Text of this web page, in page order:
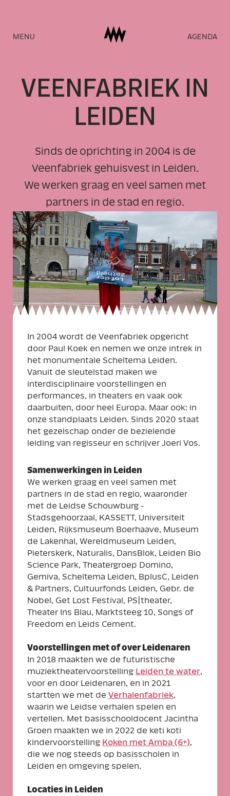
MENU
Naar
AGENDA
VEENFABRIEK IN
LEIDEN
Sinds de oprichting in 2004 is de
Veenfabriek gehuisvest in Leiden.
We werken graag en veel samen met
partners in de stad en regio.
In 2004 wordt de Veenfabriek opgericht
door Paul Koek en nemen we onze intrek in
het monumentale Scheltema Leiden.
Vanuit de sleutelstad maken we
interdisciplinaire voorstellingen en
performances, in theaters en vaak ook
daarbuiten, door heel Europa. Maar ook: in
onze standplaats Leiden. Sinds 2020 staat
het gezelschap onder de bezielende
leiding van regisseur en schrijver Joeri Vos.
Samenwerkingen in Leiden
We werken graag en veel samen met
partners in de stad en regio, waaronder
met de Leidse Schouwburg -
Stadsgehoorzaal, KASSETT, Universiteit
Leiden, Rijksmuseum Boerhaave, Museum
de Lakenhal, Wereldmuseum Leiden,
Pieterskerk, Naturalis, DansBlok, Leiden Bio
Science Park, Theatergroep Domino,
Gemiva, Scheltema Leiden, BplusC, Leiden
& Partners, Cultuurfonds Leiden, Gebr. de
Nobel, Get Lost Festival, PS|theater,
Theater Ins Blau, Marktsteeg 10, Songs of
Freedom en Leids Cement.
Voorstellingen met of over Leidenaren
In 2018 maakten we de futuristische
muziektheatervoorstelling Leiden te water,
voor en door Leidenaren, en in 2021
startten we met de Verhalenfabriek,
waarin we Leidse verhalen spelen en
vertellen. Met basisschooldocent Jacintha
Groen maakten we in 2022 de keti koti
kindervoorstelling Koken met Amba (6+),
die we nog steeds op basisscholen in
Leiden en omgeving spelen.
Locaties in Leiden